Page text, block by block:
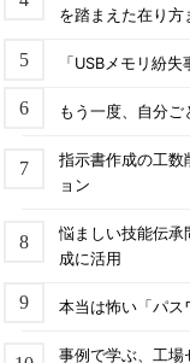
を踏まえた在り方
「USBメモリ紛
もう一度、自分
指示書作成の工数
ョン
悩ましい技能伝承
成に活用
本当は怖い「パス
事例で学ぶ、工場